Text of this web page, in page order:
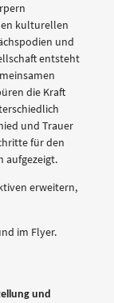
kulturellen
und
entsteht
die Kraft
und Trauer
für den
aufgezeigt.
erweitern,
im Flyer.
und